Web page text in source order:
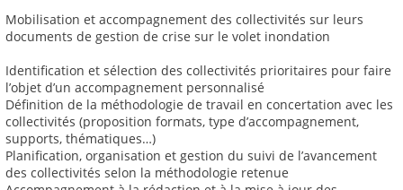
Mobilisation et accompagnement des collectivités sur leurs
documents de gestion de crise sur le volet inondation
Identification et sélection des collectivités prioritaires pour faire
l’objet d’un accompagnement personnalisé
Définition de la méthodologie de travail en concertation avec les
collectivités (proposition formats, type d’accompagnement,
supports, thématiques…)
Planification, organisation et gestion du suivi de l’avancement
des collectivités selon la méthodologie retenue